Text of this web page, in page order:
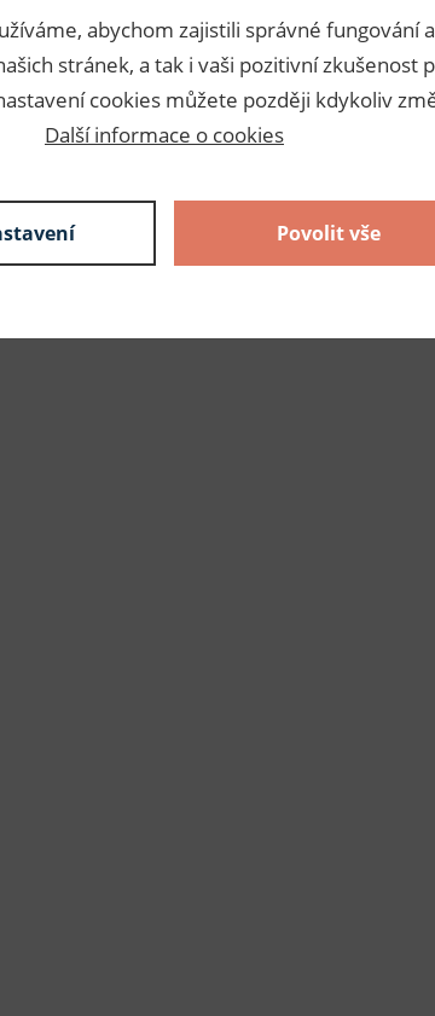
abychom zajistili správné fungování a
stránek, a tak i vaši pozitivní zkušenost
cookies můžete později kdykoliv
Další informace o cookies
Povolit vše